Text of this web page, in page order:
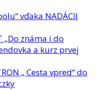
vďaka NADÁCII
„Do známa i do
a kurz prvej
„ Cesta vpred“ do